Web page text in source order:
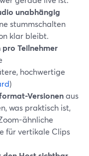
unabhängig
stummschalten
klar bleibt.
Teilnehmer
hochwertige
)
Versionenaus
was praktisch ist,
ähnliche
für vertikale Clips